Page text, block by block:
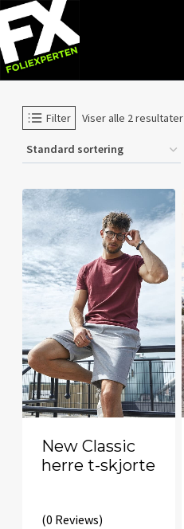
Skip
content
Filter Viser alle 2 resultater
New Classic
herre t-skjorte
(0 Reviews)